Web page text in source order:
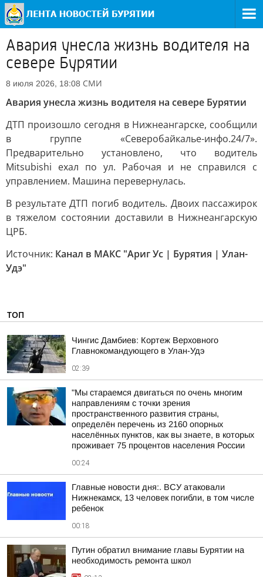
Авария унесла жизнь водителя на
севере Бурятии
8 июля 2026, 18:08 СМИ
Авария унесла жизнь водителя на севере Бурятии
ДТП произошло сегодня в Нижнеангарске, сообщили
в группе «Северобайкалье-инфо.24/7».
Предварительно установлено, что водитель
Mitsubishi ехал по ул. Рабочая и не справился с
управлением. Машина перевернулась.
В результате ДТП погиб водитель. Двоих пассажирок
в тяжелом состоянии доставили в Нижнеангарскую
ЦРБ.
Источник: Канал в МАКС "Ариг Ус | Бурятия | Улан-
Удэ"
ТОП
Чингис Дамбиев: Кортеж Верховного
Главнокомандующего в Улан-Удэ
02:39
"Мы стараемся двигаться по очень многим
направлениям с точки зрения
пространственного развития страны,
определён перечень из 2160 опорных
населённых пунктов, как вы знаете, в которых
проживает 75 процентов населения России
00:24
Главные новости дня:. ВСУ атаковали
Нижнекамск, 13 человек погибли, в том числе
ребенок
00:18
Путин обратил внимание главы Бурятии на
необходимость ремонта школ